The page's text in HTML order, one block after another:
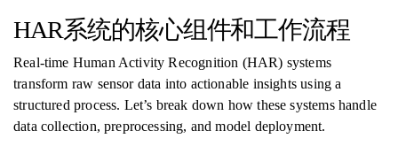
HAR系统的核心组件和工作流程
Real-time Human Activity Recognition (HAR) systems
transform raw sensor data into actionable insights using a
structured process. Let’s break down how these systems handle
data collection, preprocessing, and model deployment.